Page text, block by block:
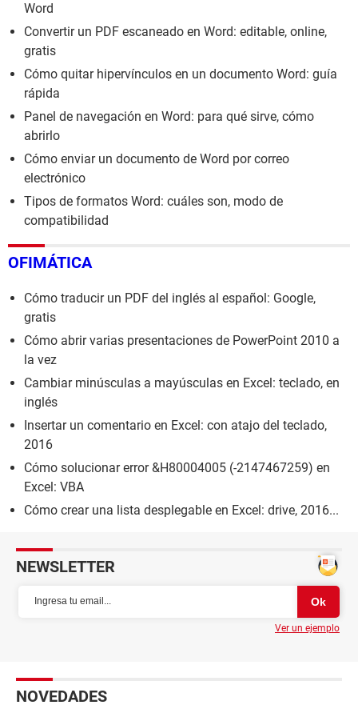
Word
Convertir un PDF escaneado en Word: editable, online,
gratis
Cómo quitar hipervínculos en un documento Word: guía
rápida
Panel de navegación en Word: para qué sirve, cómo
abrirlo
Cómo enviar un documento de Word por correo
electrónico
Tipos de formatos Word: cuáles son, modo de
compatibilidad
OFIMÁTICA
Cómo traducir un PDF del inglés al español: Google,
gratis
Cómo abrir varias presentaciones de PowerPoint 2010 a
la vez
Cambiar minúsculas a mayúsculas en Excel: teclado, en
inglés
Insertar un comentario en Excel: con atajo del teclado,
2016
Cómo solucionar error &H80004005 (-2147467259) en
Excel: VBA
Cómo crear una lista desplegable en Excel: drive, 2016...
NEWSLETTER
Ver un ejemplo
NOVEDADES